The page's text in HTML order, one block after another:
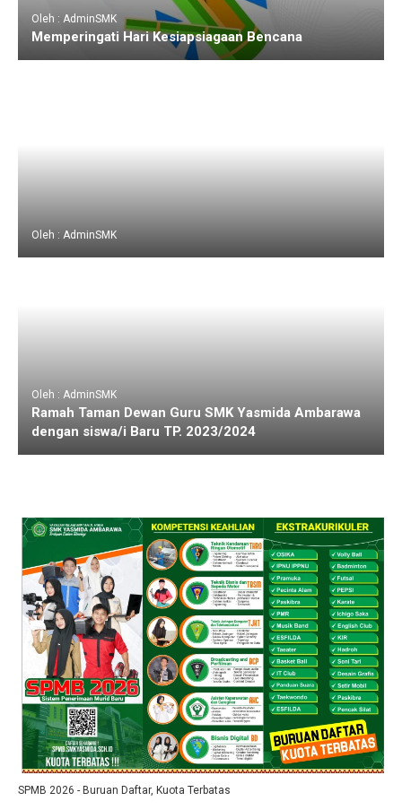
Oleh : AdminSMK
Memperingati Hari Kesiapsiagaan Bencana
Oleh : AdminSMK
Oleh : AdminSMK
Ramah Taman Dewan Guru SMK Yasmida Ambarawa
dengan siswa/i Baru TP. 2023/2024
SPMB 2026 - Buruan Daftar, Kuota Terbatas